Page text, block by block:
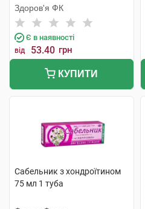
Здоров'я ФК
Є в наявності
від 53.40 грн
КУПИТИ
Сабельник з хондроїтином
75 мл 1 туба